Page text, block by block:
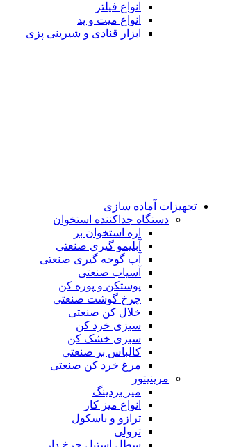
انواع فیلتر
انواع میت و پد
ابزار قنادی و شیرینی پزی
تجهیزات آماده سازی
دستگاه جداکننده استخوان
اره استخوان بر
آبلیمو گیری صنعتی
آب گوجه گیری صنعتی
آسیاب صنعتی
پوستکن و پوره کن
چرخ گوشت صنعتی
خلال کن صنعتی
سبزی خرد کن
سبزی خشک کن
کالباس بر صنعتی
مرغ خرد کن صنعتی
مرینیتور
میز بردینگ
انواع میز کار
ترازو و باسکول
ترولی
سطل استیل چرخ دار